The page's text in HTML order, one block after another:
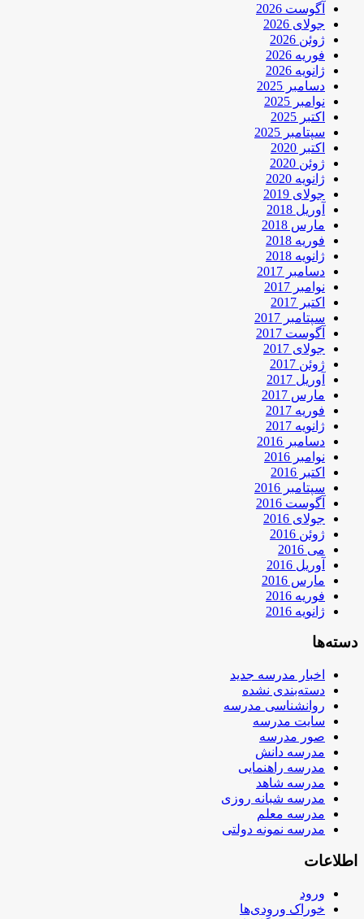
آگوست 2026
جولای 2026
ژوئن 2026
فوریه 2026
ژانویه 2026
دسامبر 2025
نوامبر 2025
اکتبر 2025
سپتامبر 2025
اکتبر 2020
ژوئن 2020
ژانویه 2020
جولای 2019
آوریل 2018
مارس 2018
فوریه 2018
ژانویه 2018
دسامبر 2017
نوامبر 2017
اکتبر 2017
سپتامبر 2017
آگوست 2017
جولای 2017
ژوئن 2017
آوریل 2017
مارس 2017
فوریه 2017
ژانویه 2017
دسامبر 2016
نوامبر 2016
اکتبر 2016
سپتامبر 2016
آگوست 2016
جولای 2016
ژوئن 2016
می 2016
آوریل 2016
مارس 2016
فوریه 2016
ژانویه 2016
دسته‌ها
اخبار مدرسه جدید
دسته‌بندی نشده
روانشناسی مدرسه
سایت مدرسه
صور مدرسه
مدرسه دانش
مدرسه راهنمایی
مدرسه شاهد
مدرسه شبانه روزی
مدرسه معلم
مدرسه نمونه دولتی
اطلاعات
ورود
خوراک ورودی‌ها